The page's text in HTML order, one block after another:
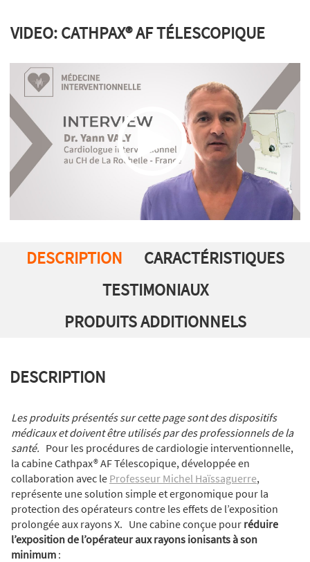
VIDEO: CATHPAX® AF TÉLESCOPIQUE
DESCRIPTION
CARACTÉRISTIQUES
TESTIMONIAUX
PRODUITS ADDITIONNELS
DESCRIPTION
Les produits présentés sur cette page sont des dispositifs
médicaux et doivent être utilisés par des professionnels de la
santé. Pour les procédures de cardiologie interventionnelle,
la cabine Cathpax® AF Télescopique, développée en
collaboration avec le Professeur Michel Haïssaguerre,
représente une solution simple et ergonomique pour la
protection des opérateurs contre les effets de l’exposition
prolongée aux rayons X. Une cabine conçue pour réduire
l’exposition de l’opérateur aux rayons ionisants à son
minimum :